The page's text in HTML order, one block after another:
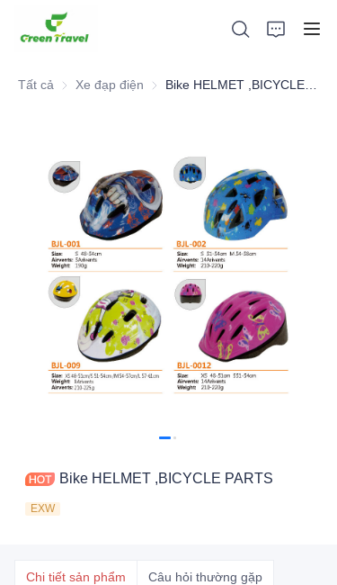
Tất cả Xe đạp điện Xe đạp điện
Bike HELMET ,BICYCLE PARTS
EXW
Chi tiết sản phẩm Câu hỏi thường gặp
Các sản phẩm
Giới thiệu về chúng tôi
Tin tức và hợp tác
Cơ sở sản xuất và quy trình
Ủng hộ